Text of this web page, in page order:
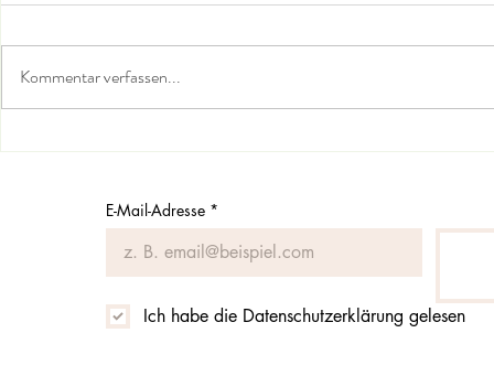
Kommentar verfassen...
E-Mail-Adresse *
Ich habe die Datenschutzerklärung gelesen